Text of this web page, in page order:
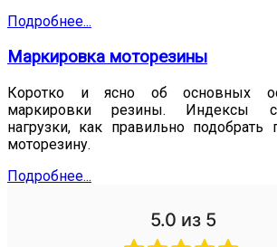
Подробнее...
Маркировка моторезины
Коротко и ясно об основных
маркировки резины. Индексы
нагрузки, как правильно подобрать
моторезину.
Подробнее...
5.0 из 5